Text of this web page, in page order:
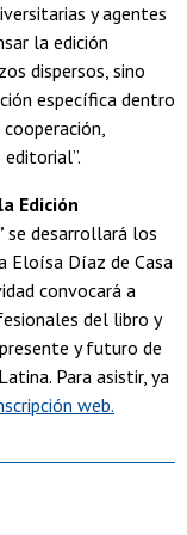
y agentes
la edición
dispersos, sino
específica dentro
Edición
se desarrollará los
Eloísa Díaz de Casa
convocará a
del libro y
y futuro de
Para asistir, ya
web.